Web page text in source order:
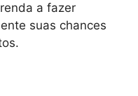
a fazer
suas chances